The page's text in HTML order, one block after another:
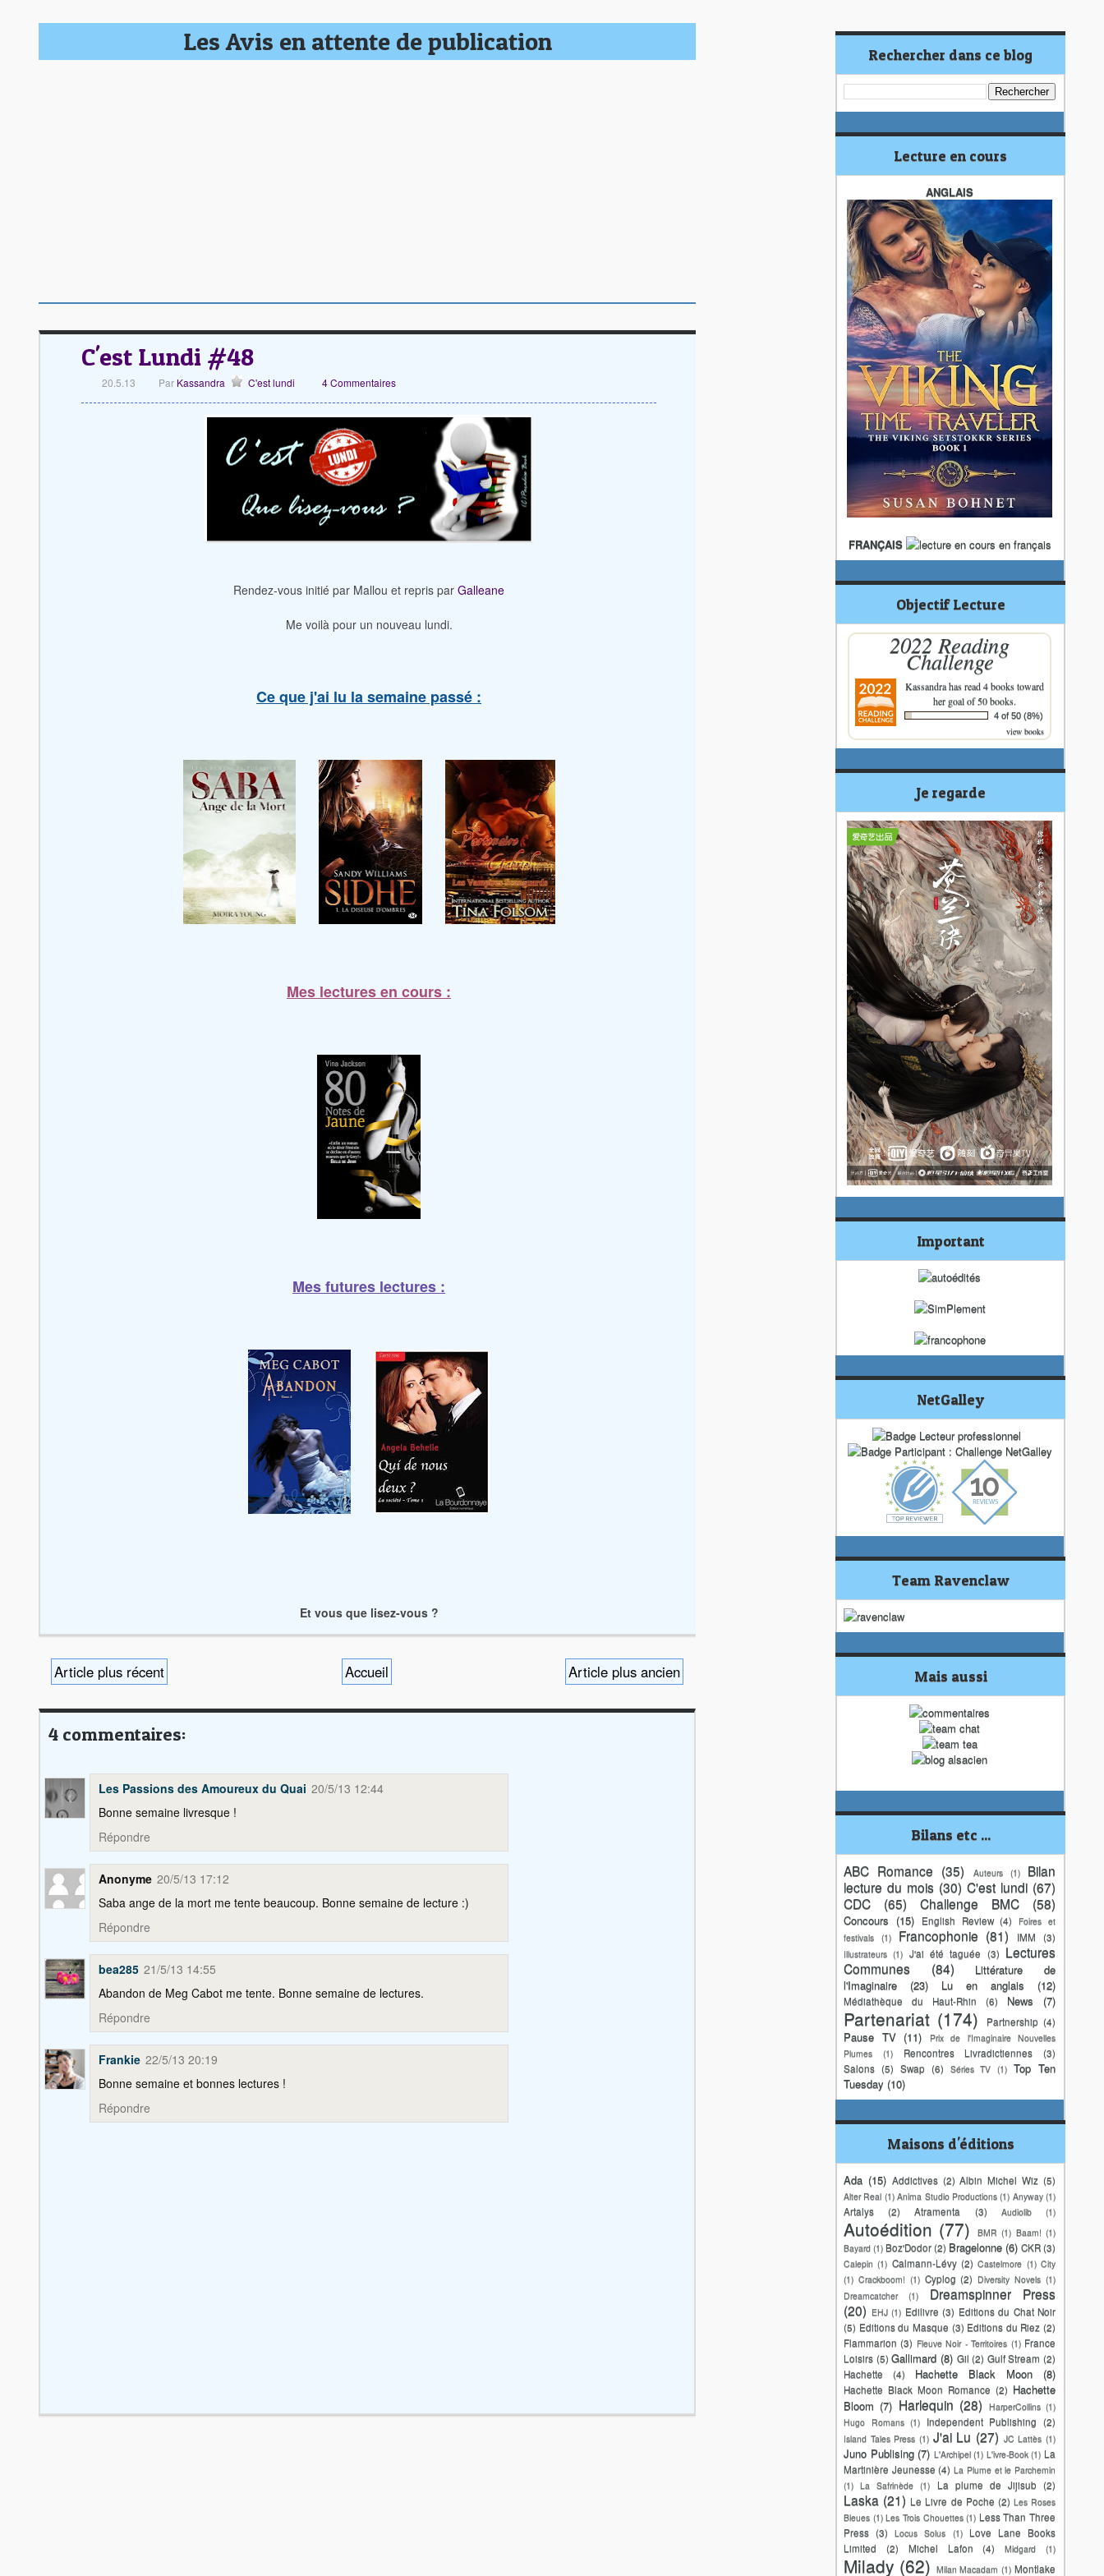
Les Avis en attente de publication
C'est Lundi #48
20.5.13 Par Kassandra C'est lundi 4 Commentaires
Rendez-vous initié par Mallou et repris par Galleane
Me voilà pour un nouveau lundi.
Ce que j'ai lu la semaine passé :
Mes lectures en cours :
Mes futures lectures :
Et vous que lisez-vous ?
Article plus récent Article plus ancien
Accueil
4 commentaires:
Les Passions des Amoureux du Quai 20/5/13 12:44
Bonne semaine livresque !
Répondre
Anonyme 20/5/13 17:12
Saba ange de la mort me tente beaucoup. Bonne semaine de lecture :)
Répondre
bea285 21/5/13 14:55
Abandon de Meg Cabot me tente. Bonne semaine de lectures.
Répondre
Frankie 22/5/13 20:19
Bonne semaine et bonnes lectures !
Répondre
Rechercher dans ce blog
Lecture en cours
ANGLAIS
FRANÇAIS
Objectif Lecture
2022 Reading
Challenge
Kassandrahas read 4 books toward
her goal of 50 books.
4 of 50 (8%)
view books
Je regarde
Important
NetGalley
Team Ravenclaw
Mais aussi
Bilans etc ...
ABC Romance (35) Auteurs (1)
Bilan
lecture du mois (30) C'est lundi (67)
CDC
(65) Challenge BMC (58)
Concours (15) English Review (4)
Foires et
festivals (1) Francophonie (81) IMM (3)
Illustrateurs (1) J'ai été taguée (3) Lectures
Communes
(84)
Littérature de
l'Imaginaire
(23) Lu en anglais (12)
Médiathèque du Haut-Rhin (6) News (7)
Partenariat (174) Partnership (4)
Pause TV (11)
Prix de l'Imaginaire Nouvelles
Plumes
(1) Rencontres Livradictiennes
(3)
Salons (5) Swap (6) Séries TV (1) Top Ten
Tuesday (10)
Maisons d'éditions
Ada (15) Addictives (2) Albin Michel Wiz (5)
Alter Real (1) Anima Studio Productions (1) Anyway (1)
Artalys (2) Atramenta (3) Audiolib (1)
Autoédition (77) BMR (1) Baam! (1)
Bayard (1) Boz'Dodor(2) Bragelonne (6) CKR(3)
Calepin (1) Calmann-Lévy (2) Castelmore (1) City
(1) Crackboom! (1) Cyplog (2) Diversity Novels (1)
Dreamcatcher
(1)
Dreamspinner Press
(20) EHJ (1) Edilivre (3) Editions du Chat Noir
(5) Editions du Masque (3) Editions du Riez (2)
Flammarion (3) Fleuve Noir - Territoires (1) France
Loisirs (5) Gallimard (8) Gil (2) Gulf Stream (2)
Hachette
(4) Hachette Black Moon (8)
Hachette Black Moon Romance (2) Hachette
Bloom (7) Harlequin (28) HarperCollins (1)
Hugo Romans (1) Independent Publishing (2)
Island Tales Press (1) J'ai Lu (27) JC Lattès (1)
Juno Publising (7) L'Archipel (1) L'ivre-Book (1) La
Martinière Jeunesse (4) La Plume et le Parchemin
(1) La Safrinède (1) La plume de Jijisub (2)
Laska (21) Le Livre de Poche (2) Les Roses
Bleues (1) Les Trois Chouettes (1) Less Than Three
Press (3) Locus Solus (1)
Love Lane Books
Limited
(2) Michel Lafon (4) Midgard (1)
Milady (62) Milan Macadam (1) Montlake